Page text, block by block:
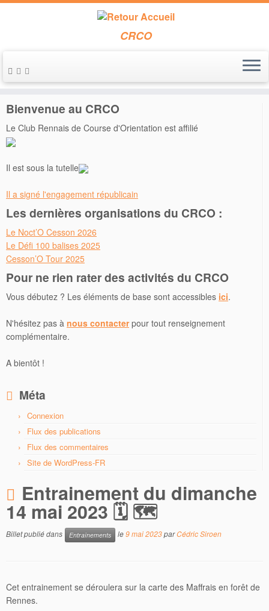
Passer
au
CRCO
Accueil » Entraînements » Entrainement du dimanche 14 mai 2023
Bienvenue au CRCO
Le Club Rennais de Course d'Orientation est affilié
Il est sous la tutelle
Il a signé l'engagement républicain
Les dernières organisations du CRCO :
Le Noct’O Cesson 2026
Le Défi 100 balises 2025
Cesson’O Tour 2025
Pour ne rien rater des activités du CRCO
Vous débutez ? Les éléments de base sont accessibles ici.
N'hésitez pas à nous contacterpour tout renseignement
complémentaire.
A bientôt !
Méta
Connexion
Flux des publications
Flux des commentaires
Site de WordPress-FR
Entrainement du dimanche
14 mai 2023 🗓 🗺
Billet publié dans Entraînements le9 mai 2023parCédric Siroen
Cet entrainement se déroulera sur la carte des Maffrais en forêt de
Rennes.